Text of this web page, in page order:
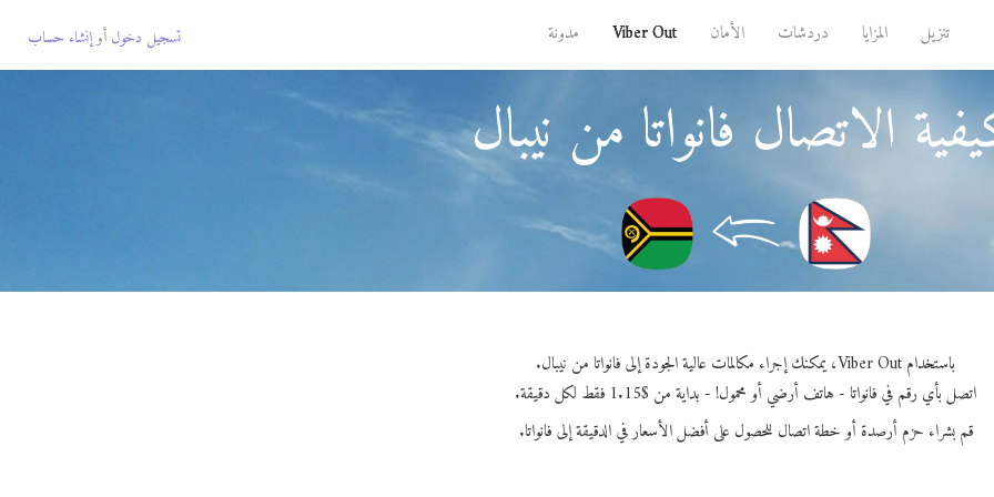
تنزيل المزايا دردشات الأمان Viber Out مدونة تسجيل دخول أوإنشاء حساب
الاتصال فانواتا من نيبال
باستخدام Viber Out، يمكنك إجراء مكالمات عالية الجودة إلى فانواتا من نيبال.
اتصل بأي رقم في فانواتا - هاتف أرضي أو محمول! - بداية من $1.15 فقط لكل دقيقة.
قم بشراء حزم أرصدة أو خطة اتصال للحصول على أفضل الأسعار في الدقيقة إلى فانواتا.